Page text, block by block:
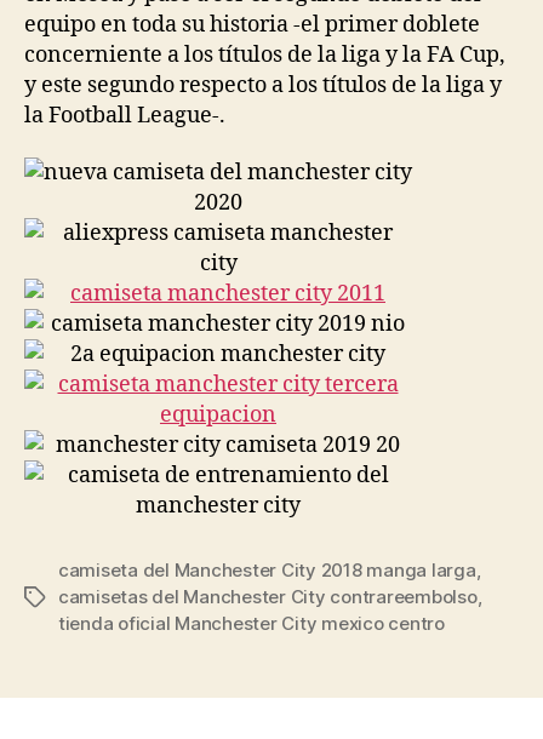
equipo en toda su historia -el primer doblete
concerniente a los títulos de la liga y la FA Cup,
y este segundo respecto a los títulos de la liga y
la Football League-.
Etiquetas
camiseta del Manchester City 2018 manga larga,
camisetas del Manchester City contrareembolso,
tienda oficial Manchester City mexico centro